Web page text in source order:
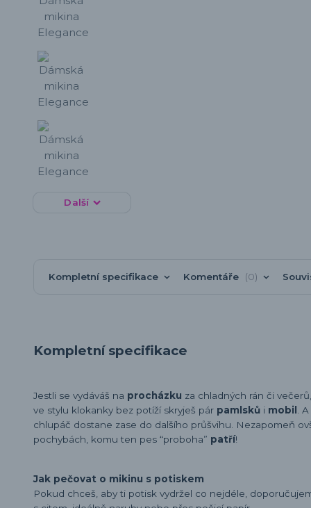
Další
Kompletní specifikace Komentáře 0
Kompletní specifikace
Jestli se vydáváš na procházku za chladných rán či
ve stylu klokanky bez potíží skryješ pár pamlsků i mobil
.
chlupáč dostane zase do dalšího průšvihu. Nezapomeň
pochybách, komu ten pes “proboha” patří!
Jak pečovat o mikinu s potiskem
Pokud chceš, aby ti potisk vydržel co nejdéle,